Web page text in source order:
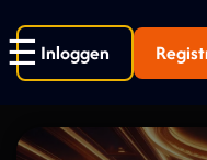
Inloggen